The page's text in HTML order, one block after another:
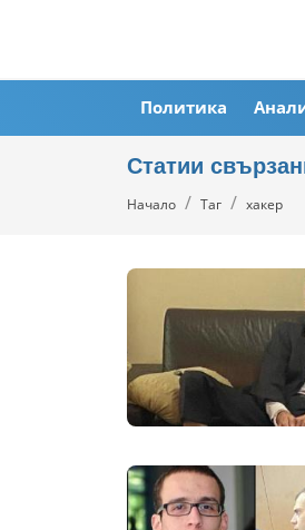
Политика
Статии
Начало Таг хакер